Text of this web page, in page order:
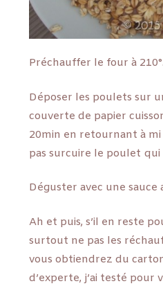
Préchauffer le four à 210°.
Déposer les poulets sur
couverte de papier
20min en retournant à mi
pas surcuire le poulet qui
Déguster avec une sauce
Ah et puis, s’il en reste
surtout ne pas les
vous obtiendrez du
d’experte, j’ai testé pour